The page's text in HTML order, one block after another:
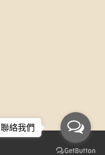
聯絡我們